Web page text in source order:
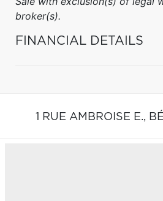
broker(s).
FINANCIAL DETAILS
1 RUE AMBROISE E.,